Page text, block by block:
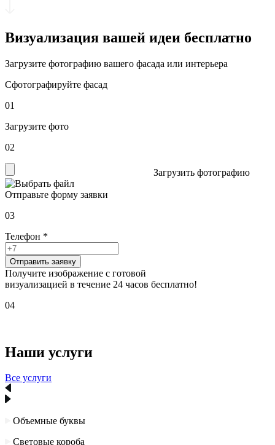
Визуализация вашей идеи бесплатно
Загрузите фотографию вашего фасада или интерьера
Сфотографируйте фасад
01
Загрузите фото
02
Загрузить фотографию
Отправьте форму заявки
03
Телефон *
Отправить заявку
Получите изображение с готовой
визуализацией в течение 24 часов бесплатно!
04
Наши услуги
Все услуги
Объемные буквы
Световые короба